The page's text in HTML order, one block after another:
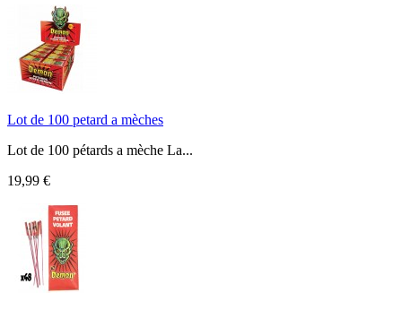
Lot de 100 petard a mèches
Lot de 100 pétards a mèche La...
19,99 €